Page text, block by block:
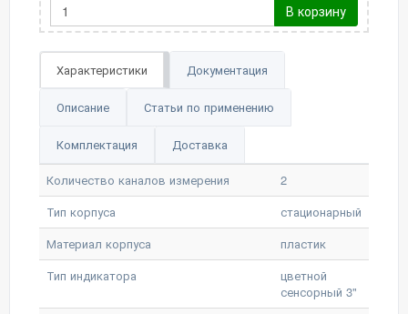
В корзину
Характеристики Документация
Описание Статьи по применению
Комплектация Доставка
Количество каналов измерения
2
Тип корпуса
стационарный
Материал корпуса
пластик
Тип индикатора
цветной
сенсорный 3"